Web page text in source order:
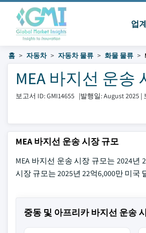
업
홈 자동차 자동차 물류 화물 물류
MEA 바지선 운송
보고서 ID: GMI14655 |발행일: August 2025 |
MEA 바지선 운송 시장 규모
MEA 바지선 운송 시장 규모는 2024
시장 규모는 2025년 22억6,000만 미국
중동 및 아프리카 바지선 운송